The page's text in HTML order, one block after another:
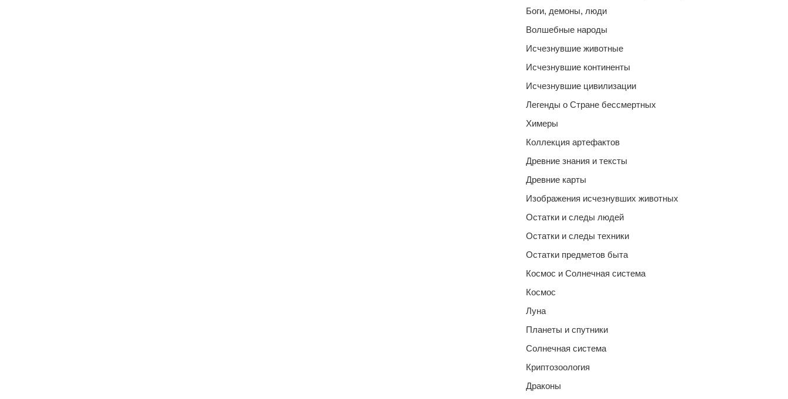
Боги, демоны, люди
Волшебные народы
Исчезнувшие животные
Исчезнувшие континенты
Исчезнувшие цивилизации
Легенды о Стране бессмертных
Химеры
Коллекция артефактов
Древние знания и тексты
Древние карты
Изображения исчезнувших животных
Остатки и следы людей
Остатки и следы техники
Остатки предметов быта
Космос и Солнечная система
Космос
Луна
Планеты и спутники
Солнечная система
Криптозоология
Драконы